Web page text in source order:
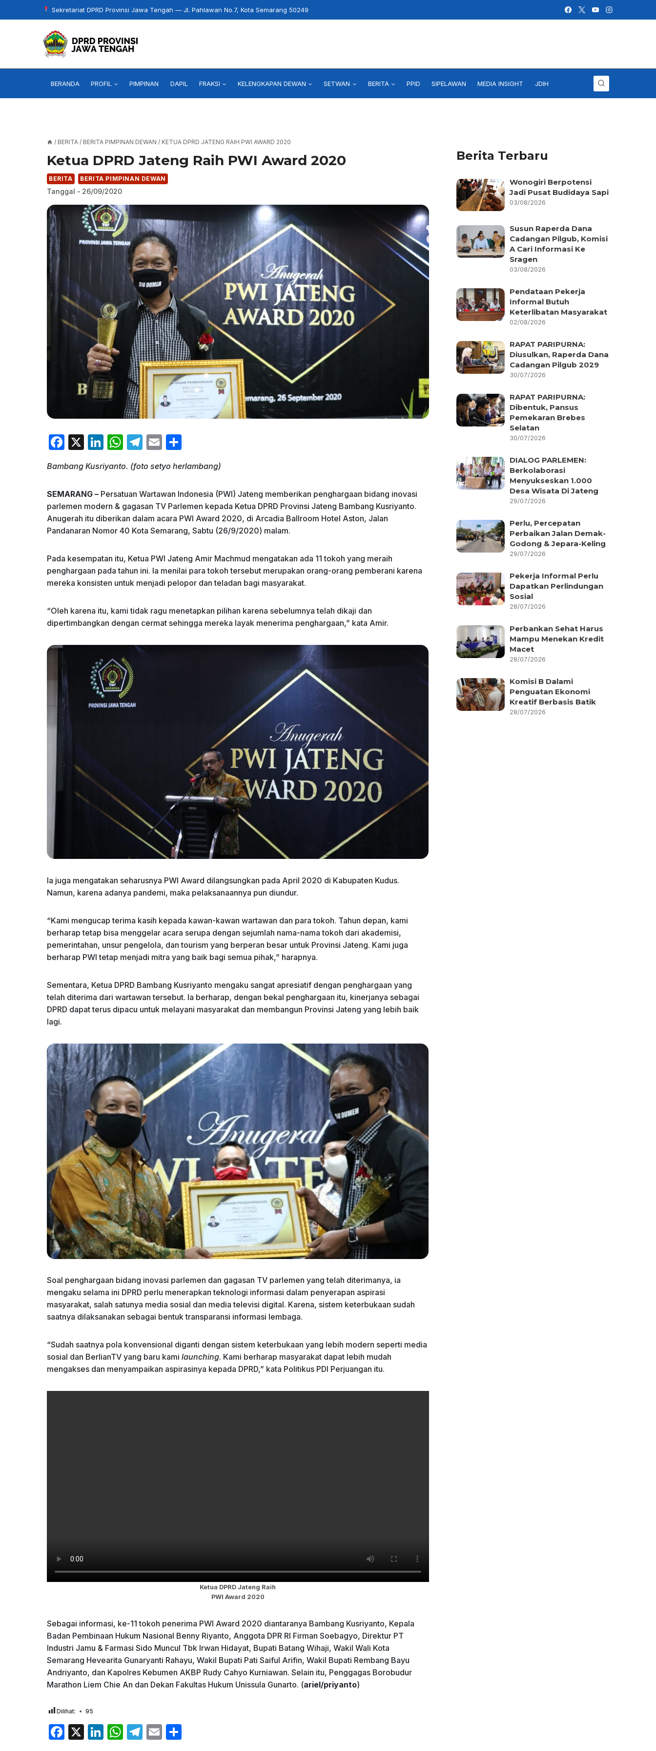
to
Sekretariat DPRD Provinsi Jawa Tengah — Jl. Pahlawan No.7, Kota Semarang 50249
BERANDA PROFIL PIMPINAN DAPIL FRAKSI KELENGKAPAN DEWAN SETWAN BERITA PPID SIPELAWAN MEDIA INSIGHT JDIH
/ BERITA / BERITA PIMPINAN DEWAN / KETUA DPRD JATENG RAIH PWI AWARD 2020
Ketua DPRD Jateng Raih PWI Award 2020
BERITA BERITA PIMPINAN DEWAN
Tanggal - 26/09/2020
F
c
e
b
o
o
k
X
Li
k
e
dI
n
W
at
s
A
p
p
T
e
gr
a
m
E
ai
l
ar
e
Bambang Kusriyanto. (foto setyo herlambang)
SEMARANG – Persatuan Wartawan Indonesia (PWI) Jateng memberikan penghargaan bidang inovasi
parlemen modern & gagasan TV Parlemen kepada Ketua DPRD Provinsi Jateng Bambang Kusriyanto.
Anugerah itu diberikan dalam acara PWI Award 2020, di Arcadia Ballroom Hotel Aston, Jalan
Pandanaran Nomor 40 Kota Semarang, Sabtu (26/9/2020) malam.
Pada kesempatan itu, Ketua PWI Jateng Amir Machmud mengatakan ada 11 tokoh yang meraih
penghargaan pada tahun ini. Ia menilai para tokoh tersebut merupakan orang-orang pemberani karena
mereka konsisten untuk menjadi pelopor dan teladan bagi masyarakat.
“Oleh karena itu, kami tidak ragu menetapkan pilihan karena sebelumnya telah dikaji dan
dipertimbangkan dengan cermat sehingga mereka layak menerima penghargaan,” kata Amir.
Ia juga mengatakan seharusnya PWI Award dilangsungkan pada April 2020 di Kabupaten Kudus.
Namun, karena adanya pandemi, maka pelaksanaannya pun diundur.
“Kami mengucap terima kasih kepada kawan-kawan wartawan dan para tokoh. Tahun depan, kami
berharap tetap bisa menggelar acara serupa dengan sejumlah nama-nama tokoh dari akademisi,
pemerintahan, unsur pengelola, dan tourism yang berperan besar untuk Provinsi Jateng. Kami juga
berharap PWI tetap menjadi mitra yang baik bagi semua pihak,” harapnya.
Sementara, Ketua DPRD Bambang Kusriyanto mengaku sangat apresiatif dengan penghargaan yang
telah diterima dari wartawan tersebut. Ia berharap, dengan bekal penghargaan itu, kinerjanya sebagai
DPRD dapat terus dipacu untuk melayani masyarakat dan membangun Provinsi Jateng yang lebih baik
lagi.
Soal penghargaan bidang inovasi parlemen dan gagasan TV parlemen yang telah diterimanya, ia
mengaku selama ini DPRD perlu menerapkan teknologi informasi dalam penyerapan aspirasi
masyarakat, salah satunya media sosial dan media televisi digital. Karena, sistem keterbukaan sudah
saatnya dilaksanakan sebagai bentuk transparansi informasi lembaga.
“Sudah saatnya pola konvensional diganti dengan sistem keterbukaan yang lebih modern seperti media
sosial dan BerlianTV yang baru kami launching. Kami berharap masyarakat dapat lebih mudah
mengakses dan menyampaikan aspirasinya kepada DPRD,” kata Politikus PDI Perjuangan itu.
Ketua DPRD Jateng Raih
PWI Award 2020
Sebagai informasi, ke-11 tokoh penerima PWI Award 2020 diantaranya Bambang Kusriyanto, Kepala
Badan Pembinaan Hukum Nasional Benny Riyanto, Anggota DPR RI Firman Soebagyo, Direktur PT
Industri Jamu & Farmasi Sido Muncul Tbk Irwan Hidayat, Bupati Batang Wihaji, Wakil Wali Kota
Semarang Hevearita Gunaryanti Rahayu, Wakil Bupati Pati Saiful Arifin, Wakil Bupati Rembang Bayu
Andriyanto, dan Kapolres Kebumen AKBP Rudy Cahyo Kurniawan. Selain itu, Penggagas Borobudur
Marathon Liem Chie An dan Dekan Fakultas Hukum Unissula Gunarto. (ariel/priyanto)
Dilihat: 95
F
X
Li W T
E
Berita Terbaru
Wonogiri Berpotensi
Jadi Pusat Budidaya Sapi
03/08/2026
Susun Raperda Dana
Cadangan Pilgub, Komisi
A Cari Informasi Ke
Sragen
03/08/2026
Pendataan Pekerja
Informal Butuh
Keterlibatan Masyarakat
02/08/2026
RAPAT PARIPURNA:
Diusulkan, Raperda Dana
Cadangan Pilgub 2029
30/07/2026
RAPAT PARIPURNA:
Dibentuk, Pansus
Pemekaran Brebes
Selatan
30/07/2026
DIALOG PARLEMEN:
Berkolaborasi
Menyukseskan 1.000
Desa Wisata Di Jateng
29/07/2026
Perlu, Percepatan
Perbaikan Jalan Demak-
Godong & Jepara-Keling
29/07/2026
Pekerja Informal Perlu
Dapatkan Perlindungan
Sosial
28/07/2026
Perbankan Sehat Harus
Mampu Menekan Kredit
Macet
28/07/2026
Komisi B Dalami
Penguatan Ekonomi
Kreatif Berbasis Batik
28/07/2026